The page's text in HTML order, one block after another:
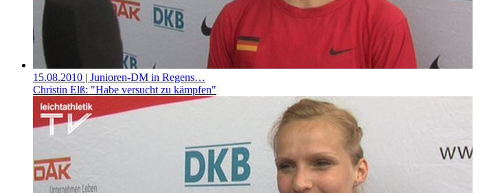
15.08.2010 | Junioren-DM in Regens…
Christin Elß: "Habe versucht zu kämpfen"